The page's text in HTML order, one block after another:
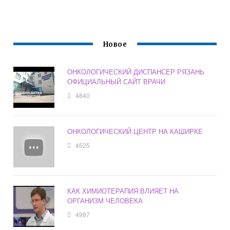
Новое
ОНКОЛОГИЧЕСКИЙ ДИСПАНСЕР РЯЗАНЬ
ОФИЦИАЛЬНЫЙ САЙТ ВРАЧИ
4840
ОНКОЛОГИЧЕСКИЙ ЦЕНТР НА КАШИРКЕ
4525
КАК ХИМИОТЕРАПИЯ ВЛИЯЕТ НА
ОРГАНИЗМ ЧЕЛОВЕКА
4997